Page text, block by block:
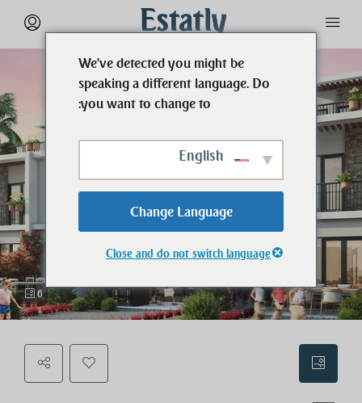
6
We've detected you might be
speaking a different language. Do
you want to change to:
Change Language
Close and do not switch language